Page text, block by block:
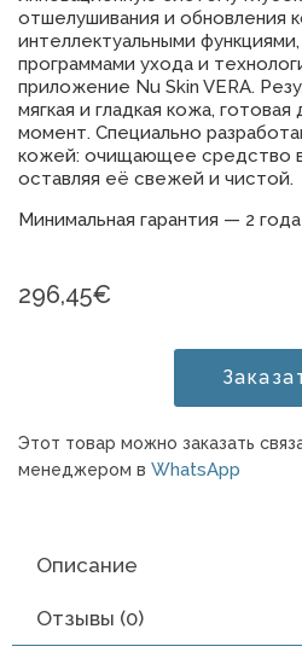
отшелушивания и обновления
интеллектуальными
программами ухода и
приложение Nu Skin VERA.
мягкая и гладкая кожа,
момент. Специально
кожей: очищающее средство
оставляя её свежей и чистой.
Минимальная гарантия — 2
296,45€
Этот товар можно заказать
менеджером в WhatsApp
Описание
Отзывы (0)